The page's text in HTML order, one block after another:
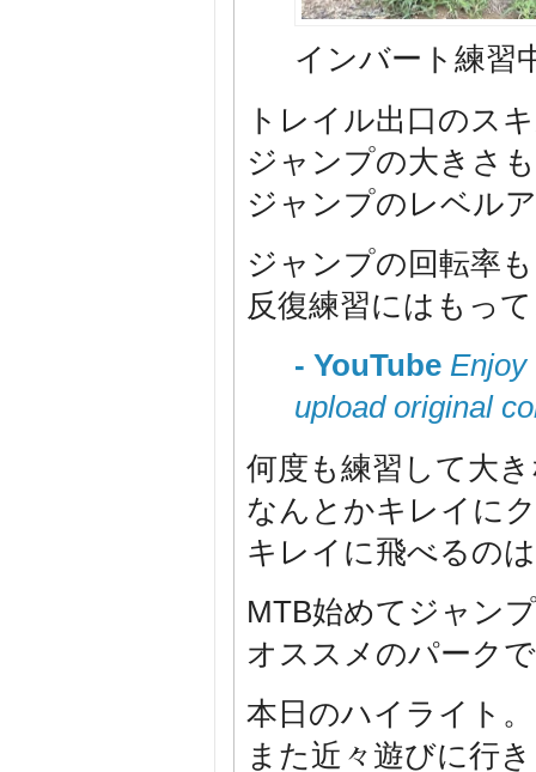
インバート練習
トレイル出口のス
ジャンプの大きさ
ジャンプのレベル
ジャンプの回転率
反復練習にはもっ
- YouTube Enjoy
upload original
何度も練習して大
なんとかキレイに
キレイに飛べるの
MTB始めてジャン
オススメのパーク
本日のハイライト。
また近々遊びに行